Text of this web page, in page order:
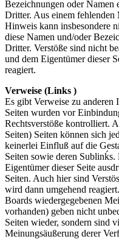
Bezeichnungen oder Namen
Dritter. Aus einem
Hinweis kann insbesondere
diese Namen und/oder
Dritter. Verstöße sind nicht
und dem Eigentümer dieser
reagiert.
Verweise (Links )
Es gibt Verweise zu anderen
Seiten wurden vor
Rechtsverstöße kontrolliert.
Seiten) Seiten können sich
keinerlei Einfluß auf die
Seiten sowie deren
Eigentümer dieser Seite
Seiten. Auch hier sind
wird dann umgehend
Boards wiedergegebenen
vorhanden) geben nicht
Seiten wieder, sondern sind
Meinungsäußerung derer